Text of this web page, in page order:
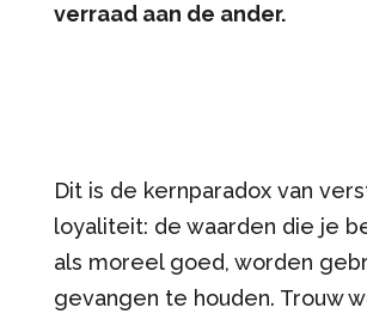
verraad aan de ander.
Dit is de kernparadox van
loyaliteit: de waarden die je
als moreel goed, worden
gevangen te houden. Trouw